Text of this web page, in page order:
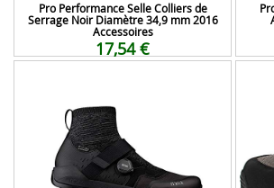
Pro Performance Selle Colliers de
Serrage Noir Diamètre 34,9 mm 2016
Accessoires
17,54 €